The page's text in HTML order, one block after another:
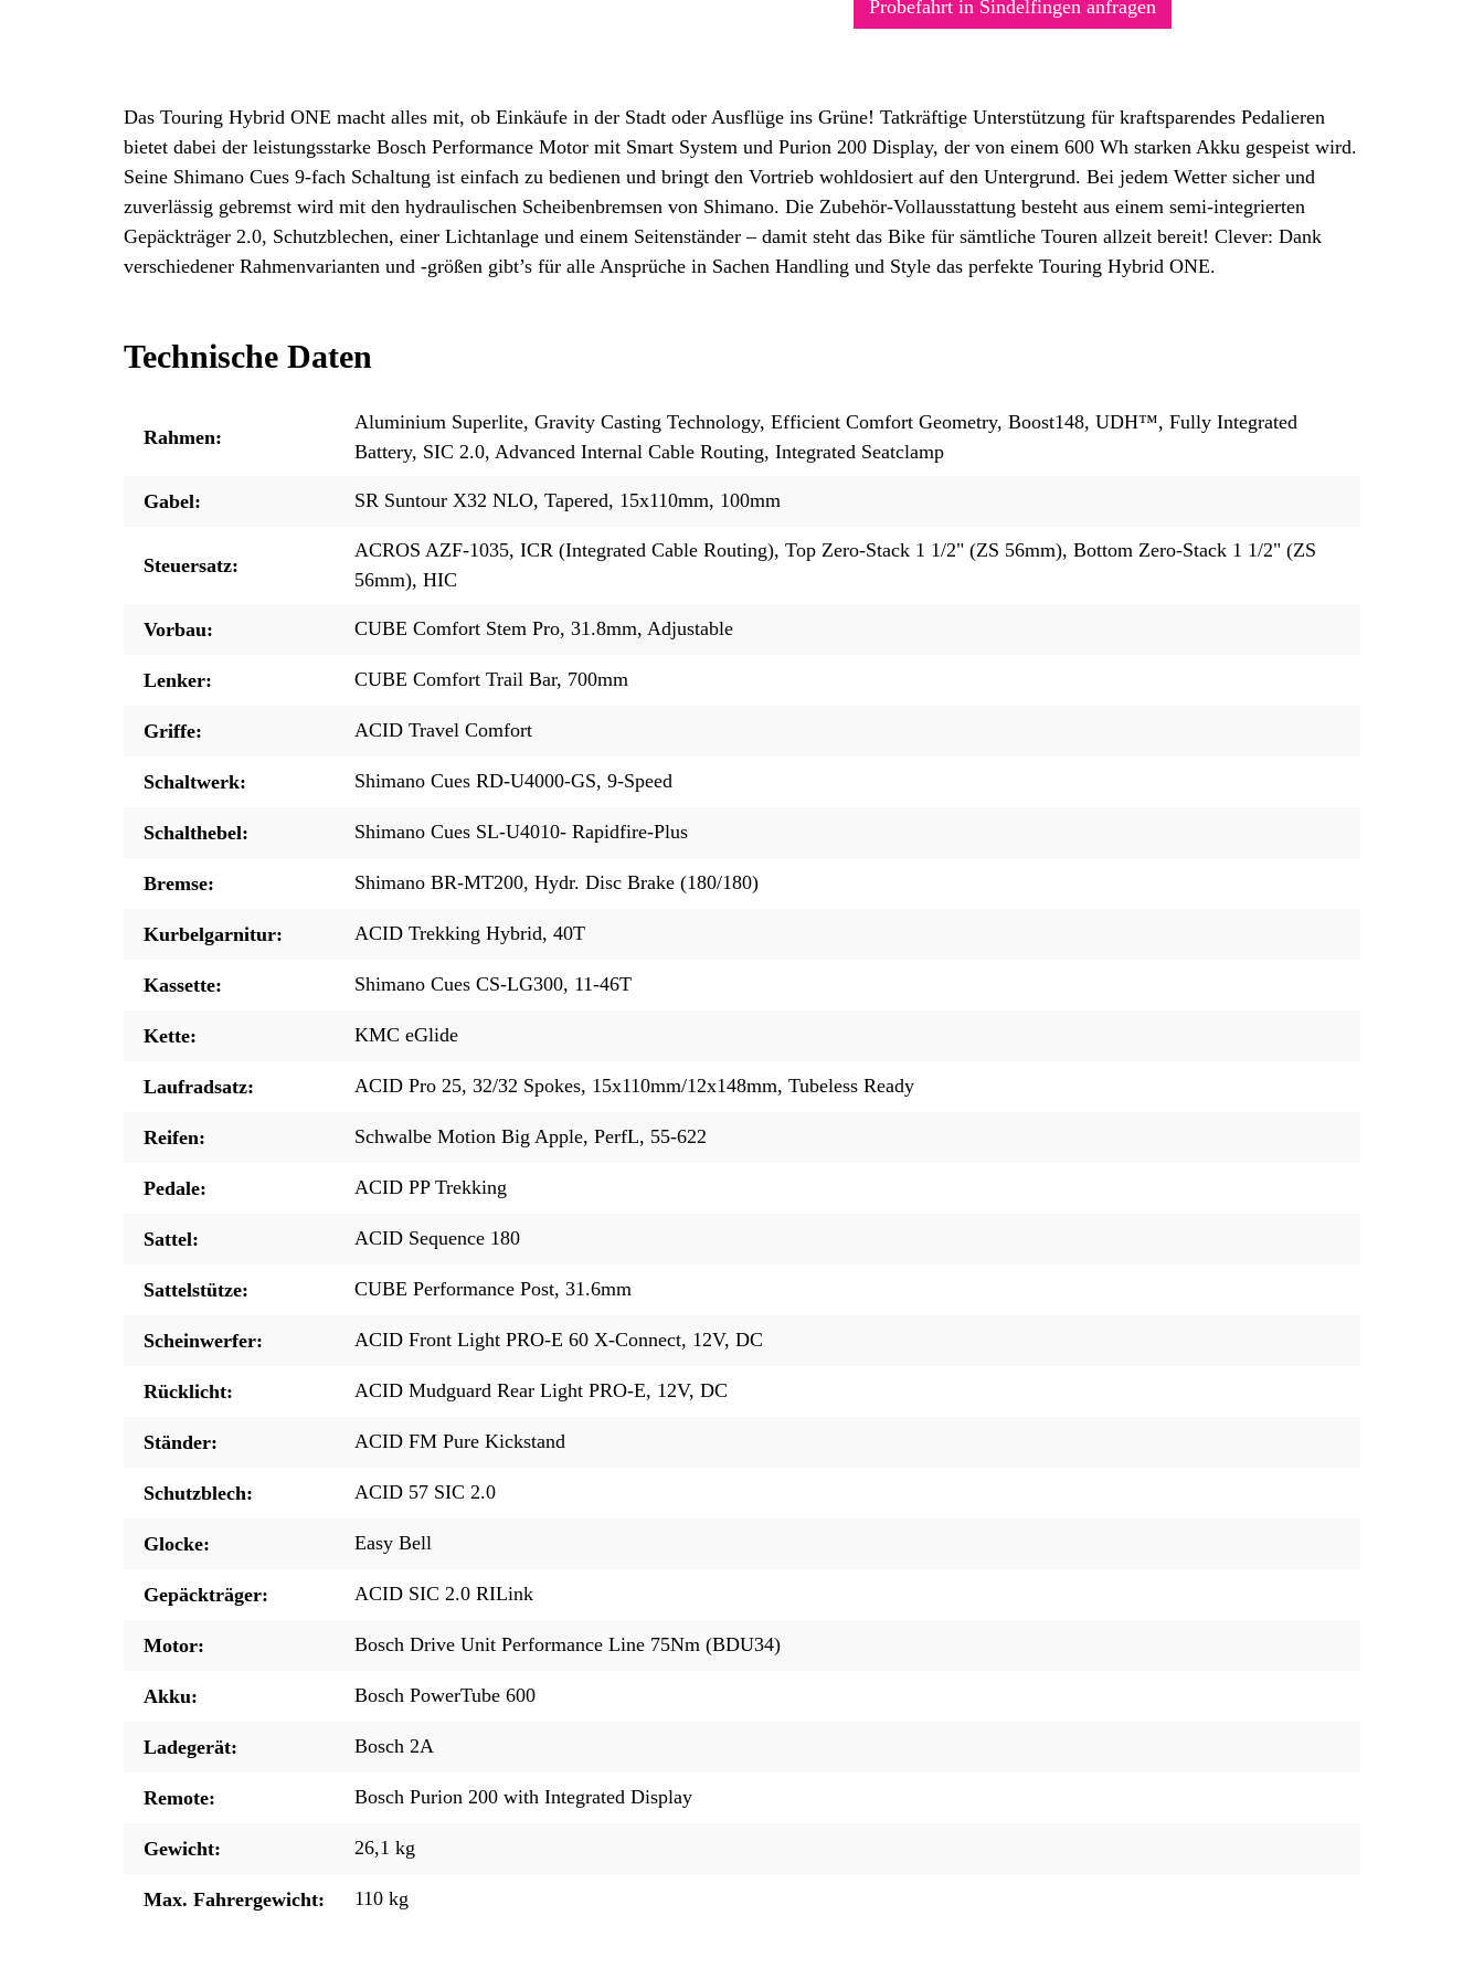
Probefahrt in Sindelfingen anfragen
Das Touring Hybrid ONE macht alles mit, ob Einkäufe in der Stadt oder Ausflüge ins Grüne! Tatkräftige Unterstützung für kraftsparendes Pedalieren
bietet dabei der leistungsstarke Bosch Performance Motor mit Smart System und Purion 200 Display, der von einem 600 Wh starken Akku gespeist wird.
Seine Shimano Cues 9-fach Schaltung ist einfach zu bedienen und bringt den Vortrieb wohldosiert auf den Untergrund. Bei jedem Wetter sicher und
zuverlässig gebremst wird mit den hydraulischen Scheibenbremsen von Shimano. Die Zubehör-Vollausstattung besteht aus einem semi-integrierten
Gepäckträger 2.0, Schutzblechen, einer Lichtanlage und einem Seitenständer – damit steht das Bike für sämtliche Touren allzeit bereit! Clever: Dank
verschiedener Rahmenvarianten und -größen gibt’s für alle Ansprüche in Sachen Handling und Style das perfekte Touring Hybrid ONE.
Technische Daten
Rahmen:
Aluminium Superlite, Gravity Casting Technology, Efficient Comfort Geometry, Boost148, UDH™, Fully Integrated
Battery, SIC 2.0, Advanced Internal Cable Routing, Integrated Seatclamp
Gabel: SR Suntour X32 NLO, Tapered, 15x110mm, 100mm
Steuersatz:
ACROS AZF-1035, ICR (Integrated Cable Routing), Top Zero-Stack 1 1/2" (ZS 56mm), Bottom Zero-Stack 1 1/2" (ZS
56mm), HIC
Vorbau: CUBE Comfort Stem Pro, 31.8mm, Adjustable
Lenker: CUBE Comfort Trail Bar, 700mm
Griffe: ACID Travel Comfort
Schaltwerk: Shimano Cues RD-U4000-GS, 9-Speed
Schalthebel: Shimano Cues SL-U4010- Rapidfire-Plus
Bremse: Shimano BR-MT200, Hydr. Disc Brake (180/180)
Kurbelgarnitur: ACID Trekking Hybrid, 40T
Kassette: Shimano Cues CS-LG300, 11-46T
Kette: KMC eGlide
Laufradsatz: ACID Pro 25, 32/32 Spokes, 15x110mm/12x148mm, Tubeless Ready
Reifen: Schwalbe Motion Big Apple, PerfL, 55-622
Pedale: ACID PP Trekking
Sattel: ACID Sequence 180
Sattelstütze: CUBE Performance Post, 31.6mm
Scheinwerfer: ACID Front Light PRO-E 60 X-Connect, 12V, DC
Rücklicht: ACID Mudguard Rear Light PRO-E, 12V, DC
Ständer: ACID FM Pure Kickstand
Schutzblech: ACID 57 SIC 2.0
Glocke: Easy Bell
Gepäckträger: ACID SIC 2.0 RILink
Motor: Bosch Drive Unit Performance Line 75Nm (BDU34)
Akku: Bosch PowerTube 600
Ladegerät: Bosch 2A
Remote: Bosch Purion 200 with Integrated Display
Gewicht: 26,1 kg
Max. Fahrergewicht: 110 kg